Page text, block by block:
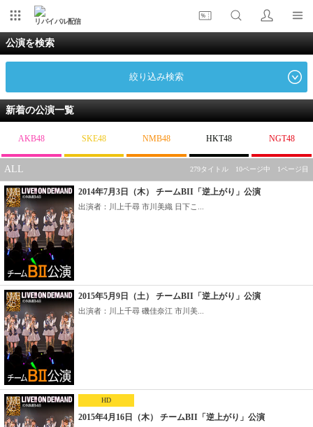
リバイバル配信
公演を検索
絞り込み検索
新着の公演一覧
AKB48 SKE48 NMB48 HKT48 NGT48
ALL 279タイトル 10ページ中 1ページ目
2014年7月3日（木） チームBII「逆上がり」公演
出演者：川上千尋 市川美織 日下こ...
2015年5月9日（土） チームBII「逆上がり」公演
出演者：川上千尋 磯佳奈江 市川美...
HD
2015年4月16日（木） チームBII「逆上がり」公演